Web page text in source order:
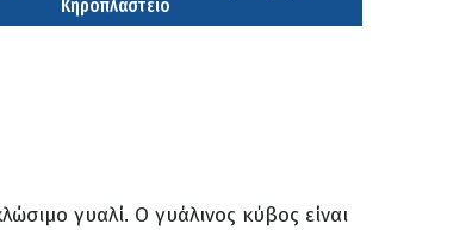
Κηροπλαστείο
γυαλί. Ο γυάλινος κύβος είναι